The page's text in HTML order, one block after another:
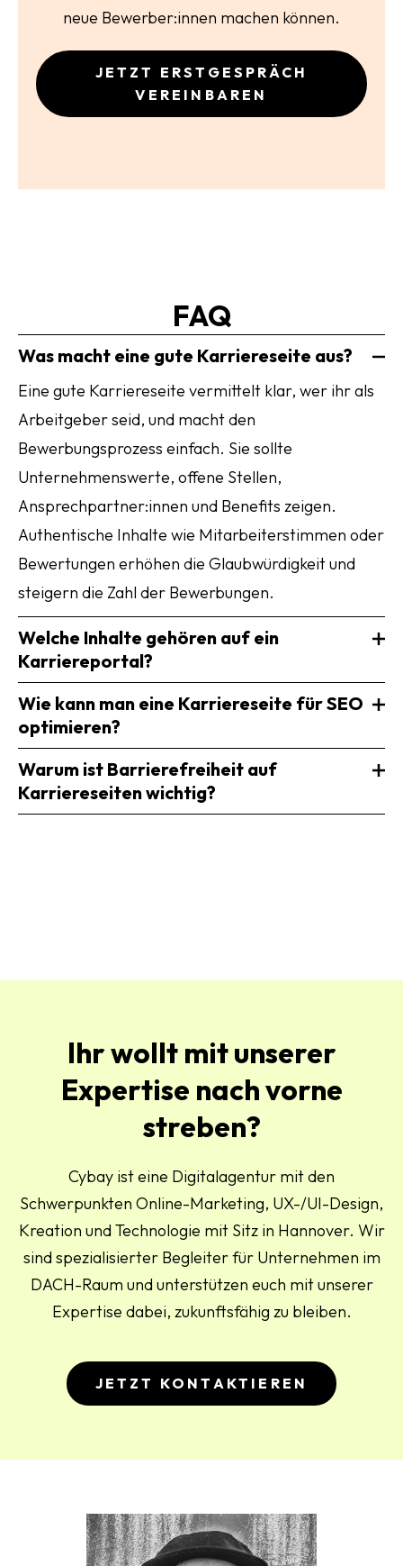
neue Bewerber:innen machen können.
JETZT ERSTGESPRÄCH
VEREINBAREN
FAQ
Was macht eine gute Karriereseite aus?
Eine gute Karriereseite vermittelt klar, wer ihr als
Arbeitgeber seid, und macht den
Bewerbungsprozess einfach. Sie sollte
Unternehmenswerte, offene Stellen,
Ansprechpartner:innen und Benefits zeigen.
Authentische Inhalte wie Mitarbeiterstimmen oder
Bewertungen erhöhen die Glaubwürdigkeit und
steigern die Zahl der Bewerbungen.
Welche Inhalte gehören auf ein
Karriereportal?
Wie kann man eine Karriereseite für SEO
optimieren?
Warum ist Barrierefreiheit auf
Karriereseiten wichtig?
Ihr wollt mit unserer
Expertise nach vorne
streben?
Cybay ist eine Digitalagentur mit den
Schwerpunkten Online-Marketing, UX-/UI-Design,
Kreation und Technologie mit Sitz in Hannover. Wir
sind spezialisierter Begleiter für Unternehmen im
DACH-Raum und unterstützen euch mit unserer
Expertise dabei, zukunftsfähig zu bleiben.
JETZT KONTAKTIEREN